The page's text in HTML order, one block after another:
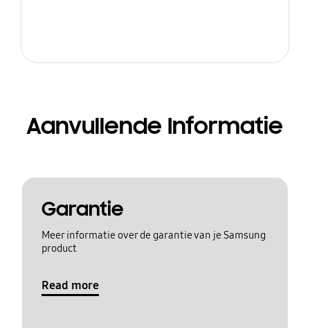
Aanvullende Informatie
Garantie
Meer informatie over de garantie van je Samsung
product
Read more